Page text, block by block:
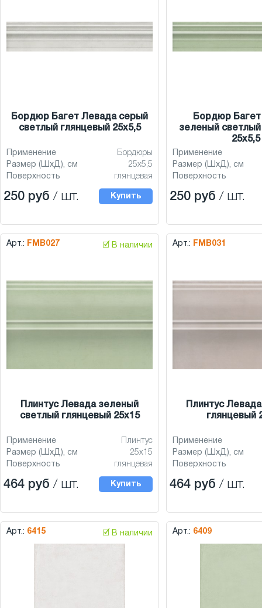
Бордюр Багет Левада серый
светлый глянцевый 25x5,5
Применение
Бордюры
Размер (ШхД), см
25x5,5
Поверхность
глянцевая
250 руб / шт. Купить
Бордюр
зеленый
25x5,5
Применение
Размер (ШхД), см
Поверхность
250 руб / шт.
Арт.: FMB027 🗹 В наличии
Плинтус Левада зеленый
светлый глянцевый 25x15
Применение
Плинтус
Размер (ШхД), см
25x15
Поверхность
глянцевая
464 руб / шт. Купить
Арт.: FMB031
Плинтус
глянцевый
Применение
Размер (ШхД), см
Поверхность
464 руб / шт.
Арт.: 6415 🗹 В наличии Арт.: 6409